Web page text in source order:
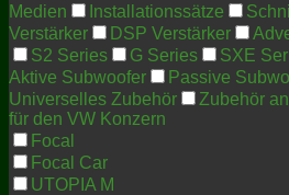
Medien
Installationssätze
Verstärker
DSP Verstärker
S2 Series
G Series SXE
Aktive Subwoofer
Passive
Universelles Zubehör
Zubehör
für den VW Konzern
Focal
Focal Car
UTOPIA M